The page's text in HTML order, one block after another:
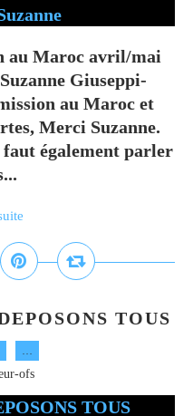
au Maroc avril/mai
Giuseppi-
au Maroc et
Merci Suzanne.
également parler
TOUS
…
ofs